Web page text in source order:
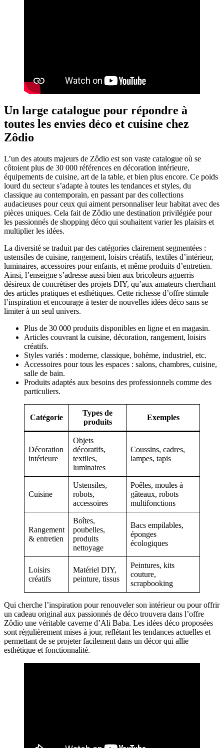
Un large catalogue pour répondre à
toutes les envies déco et cuisine chez
Zôdio
L’un des atouts majeurs de Zôdio est son vaste catalogue où se
côtoient plus de 30 000 références en décoration intérieure,
équipements de cuisine, art de la table, et bien plus encore. Ce poids
lourd du secteur s’adapte à toutes les tendances et styles, du
classique au contemporain, en passant par des collections
audacieuses pour ceux qui aiment personnaliser leur habitat avec des
pièces uniques. Cela fait de Zôdio une destination privilégiée pour
les passionnés de shopping déco qui souhaitent varier les plaisirs et
multiplier les idées.
La diversité se traduit par des catégories clairement segmentées :
ustensiles de cuisine, rangement, loisirs créatifs, textiles d’intérieur,
luminaires, accessoires pour enfants, et même produits d’entretien.
Ainsi, l’enseigne s’adresse aussi bien aux bricoleurs aguerris
désireux de concrétiser des projets DIY, qu’aux amateurs cherchant
des articles pratiques et esthétiques. Cette richesse d’offre stimule
l’inspiration et encourage à tester de nouvelles idées déco sans se
limiter à un seul univers.
Plus de 30 000 produits disponibles en ligne et en magasin.
Articles couvrant la cuisine, décoration, rangement, loisirs
créatifs.
Styles variés : moderne, classique, bohème, industriel, etc.
Accessoires pour tous les espaces : salons, chambres, cuisine,
salle de bain.
Produits adaptés aux besoins des professionnels comme des
particuliers.
Catégorie
Types de
produits
Exemples
Décoration
intérieure
Objets
décoratifs,
textiles,
luminaires
Coussins, cadres,
lampes, tapis
Cuisine
Ustensiles,
robots,
accessoires
Poêles, moules à
gâteaux, robots
multifonctions
Rangement
& entretien
Boîtes,
poubelles,
produits
nettoyage
Bacs empilables,
éponges
écologiques
Loisirs
créatifs
Matériel DIY,
peinture, tissus
Peintures, kits
couture,
scrapbooking
Qui cherche l’inspiration pour renouveler son intérieur ou pour offrir
un cadeau original aux passionnés de déco trouvera dans l’offre
Zôdio une véritable caverne d’Ali Baba. Les idées déco proposées
sont régulièrement mises à jour, reflétant les tendances actuelles et
permettant de se projeter facilement dans un décor qui allie
esthétique et fonctionnalité.